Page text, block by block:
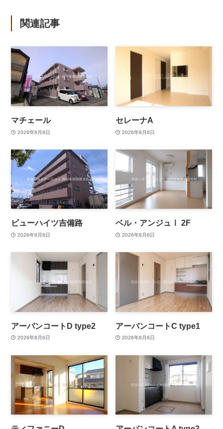
関連記事
マチェール
2026年8月8日
セレーナA
2026年8月8日
ビューハイツ吉備路
2026年8月8日
ベル・アンジュⅠ 2F
2026年8月6日
アーバンコートD type2
2026年8月6日
アーバンコートC type1
2026年8月6日